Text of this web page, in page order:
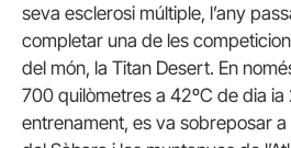
seva esclerosi múltiple, l’any
completar una de les
del món, la Titan Desert. En
700 quilòmetres a 42ºC de dia ia
entrenament, es va sobreposar